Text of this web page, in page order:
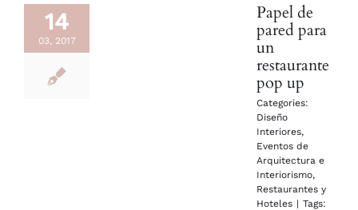
14
03, 2017
Papel de
pared para
un
restaurante
pop up
Categories:
Diseño
Interiores,
Eventos de
Arquitectura e
Interiorismo,
Restaurantes y
Hoteles | Tags: